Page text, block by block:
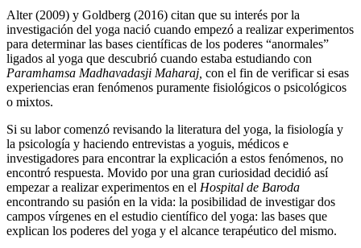
Alter (2009) y Goldberg (2016) citan que su interés por la
investigación del yoga nació cuando empezó a realizar experimentos
para determinar las bases científicas de los poderes “anormales”
ligados al yoga que descubrió cuando estaba estudiando con
Paramhamsa Madhavadasji Maharaj, con el fin de verificar si esas
experiencias eran fenómenos puramente fisiológicos o psicológicos
o mixtos.
Si su labor comenzó revisando la literatura del yoga, la fisiología y
la psicología y haciendo entrevistas a yoguis, médicos e
investigadores para encontrar la explicación a estos fenómenos, no
encontró respuesta. Movido por una gran curiosidad decidió así
empezar a realizar experimentos en el Hospital de Baroda
encontrando su pasión en la vida: la posibilidad de investigar dos
campos vírgenes en el estudio científico del yoga: las bases que
explican los poderes del yoga y el alcance terapéutico del mismo.